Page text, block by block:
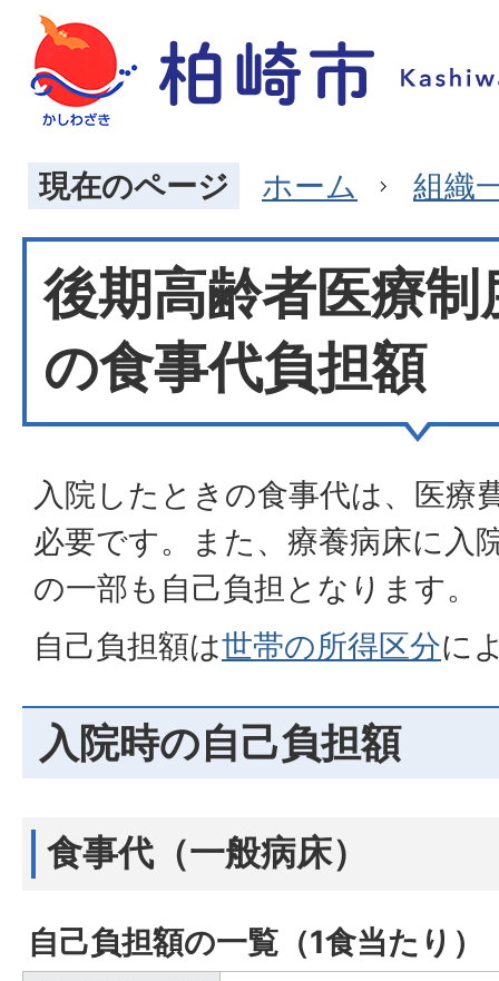
現在のページ ホーム 組織
後期高齢者医療
の食事代負担額
入院したときの食事代は、医療
必要です。また、療養病床に入
の一部も自己負担となります。
自己負担額は世帯の所得区分に
入院時の自己負担額
食事代（一般病床）
自己負担額の一覧（1食当たり）